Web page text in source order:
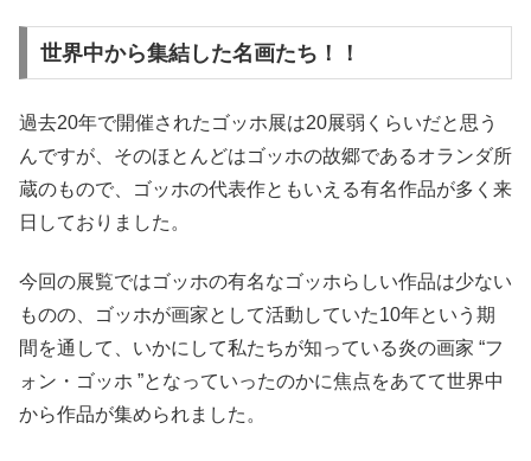
世界中から集結した名画たち！！
過去20年で開催されたゴッホ展は20展弱くらいだと思う
んですが、そのほとんどはゴッホの故郷であるオランダ所
蔵のもので、ゴッホの代表作ともいえる有名作品が多く来
日しておりました。
今回の展覧ではゴッホの有名なゴッホらしい作品は少ない
ものの、ゴッホが画家として活動していた10年という期
間を通して、いかにして私たちが知っている炎の画家 “フ
ォン・ゴッホ ”となっていったのかに焦点をあてて世界中
から作品が集められました。